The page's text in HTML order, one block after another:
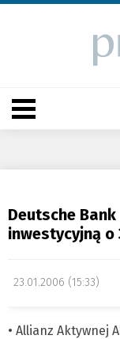
Deutsche
inwestycyjną o
23.01.2006 (15:33)
• Allianz Aktywnej